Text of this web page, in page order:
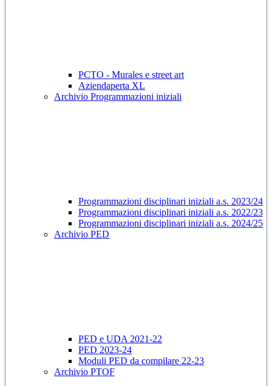
PCTO - Murales e street art
Aziendaperta XL
Archivio Programmazioni iniziali
Programmazioni disciplinari iniziali a.s. 2023/24
Programmazioni disciplinari iniziali a.s. 2022/23
Programmazioni disciplinari iniziali a.s. 2024/25
Archivio PED
PED e UDA 2021-22
PED 2023-24
Moduli PED da compilare 22-23
Archivio PTOF